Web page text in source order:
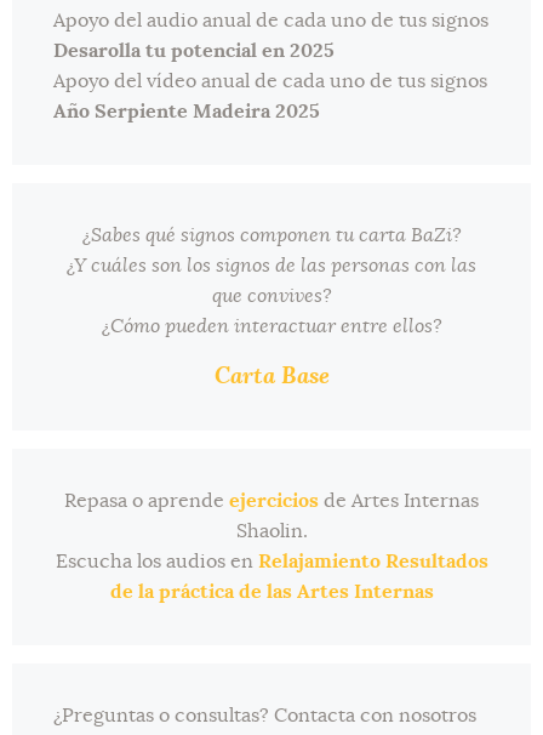
Apoyo del audio anual de cada uno de tus signos
Desarolla tu potencial en 2025
Apoyo del vídeo anual de cada uno de tus signos
Año Serpiente Madeira 2025
¿Sabes qué signos componen tu carta BaZi?
¿Y cuáles son los signos de las personas con las
que convives?
¿Cómo pueden interactuar entre ellos?
Carta Base
Repasa o aprende ejercicios de Artes Internas
Shaolin.
Escucha los audios en Relajamiento Resultados
de la práctica de las Artes Internas
¿Preguntas o consultas? Contacta con nosotros